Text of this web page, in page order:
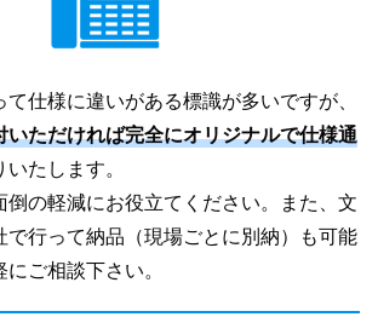
仕様に違いがある標識が多いですが、
いただければ完全にオリジナルで仕様通
たします。
倒の軽減にお役立てください。また、文
で行って納品（現場ごとに別納）も可能
ご相談下さい。